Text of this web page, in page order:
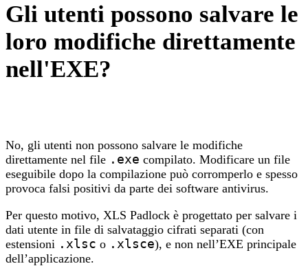
Gli utenti possono salvare le
loro modifiche direttamente
nell'EXE?
No, gli utenti non possono salvare le modifiche
direttamente nel file .exe compilato. Modificare un file
eseguibile dopo la compilazione può corromperlo e spesso
provoca falsi positivi da parte dei software antivirus.
Per questo motivo, XLS Padlock è progettato per salvare i
dati utente in file di salvataggio cifrati separati (con
estensioni .xlsc o .xlsce), e non nell’EXE principale
dell’applicazione.